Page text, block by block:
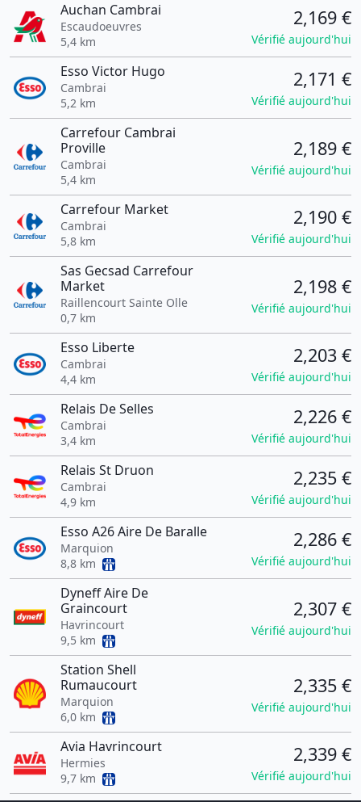
Auchan Cambrai
Escaudoeuvres
5,4 km
2,169 €
Vérifié aujourd'hui
Esso Victor Hugo
Cambrai
5,2 km
2,171 €
Vérifié aujourd'hui
Carrefour Cambrai
Proville
Cambrai
5,4 km
2,189 €
Vérifié aujourd'hui
Carrefour Market
Cambrai
5,8 km
2,190 €
Vérifié aujourd'hui
Sas Gecsad Carrefour
Market
Raillencourt Sainte Olle
0,7 km
2,198 €
Vérifié aujourd'hui
Esso Liberte
Cambrai
4,4 km
2,203 €
Vérifié aujourd'hui
Relais De Selles
Cambrai
3,4 km
2,226 €
Vérifié aujourd'hui
Relais St Druon
Cambrai
4,9 km
2,235 €
Vérifié aujourd'hui
Esso A26 Aire De Baralle
Marquion
8,8 km
2,286 €
Vérifié aujourd'hui
Dyneff Aire De
Graincourt
Havrincourt
9,5 km
2,307 €
Vérifié aujourd'hui
Station Shell
Rumaucourt
Marquion
6,0 km
2,335 €
Vérifié aujourd'hui
Avia Havrincourt
Hermies
9,7 km
2,339 €
Vérifié aujourd'hui